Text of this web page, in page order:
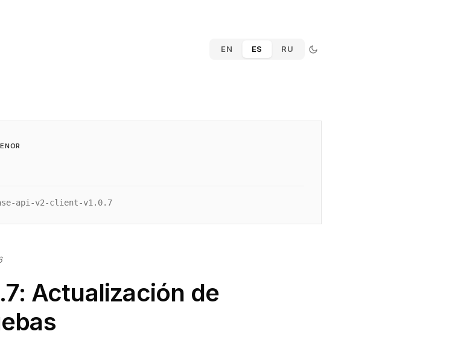
EN ES RU
api-v2-client-v1.0.7
Actualización de